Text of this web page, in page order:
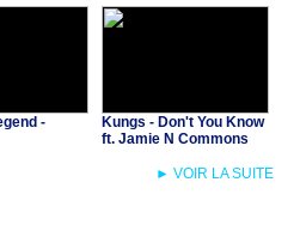
-
Kungs - Don't You Know
ft. Jamie N Commons
► VOIR LA SUITE